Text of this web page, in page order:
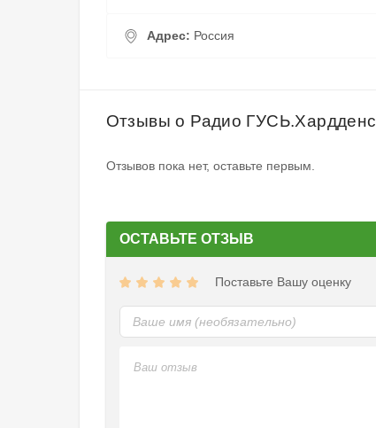
Адрес: Россия
Отзывы о Радио ГУСЬ.Хардденс
Отзывов пока нет, оставьте первым.
ОСТАВЬТЕ ОТЗЫВ
Поставьте Вашу оценку